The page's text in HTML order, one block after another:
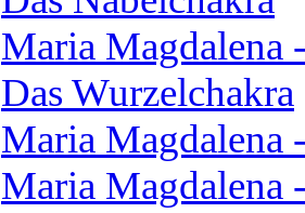
Maria Magdalena
Das Wurzelchakra
Maria Magdalena
Maria Magdalena